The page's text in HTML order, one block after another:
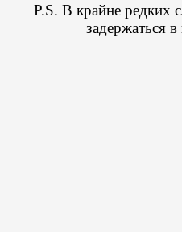
P.S. В крайне редких
задержаться